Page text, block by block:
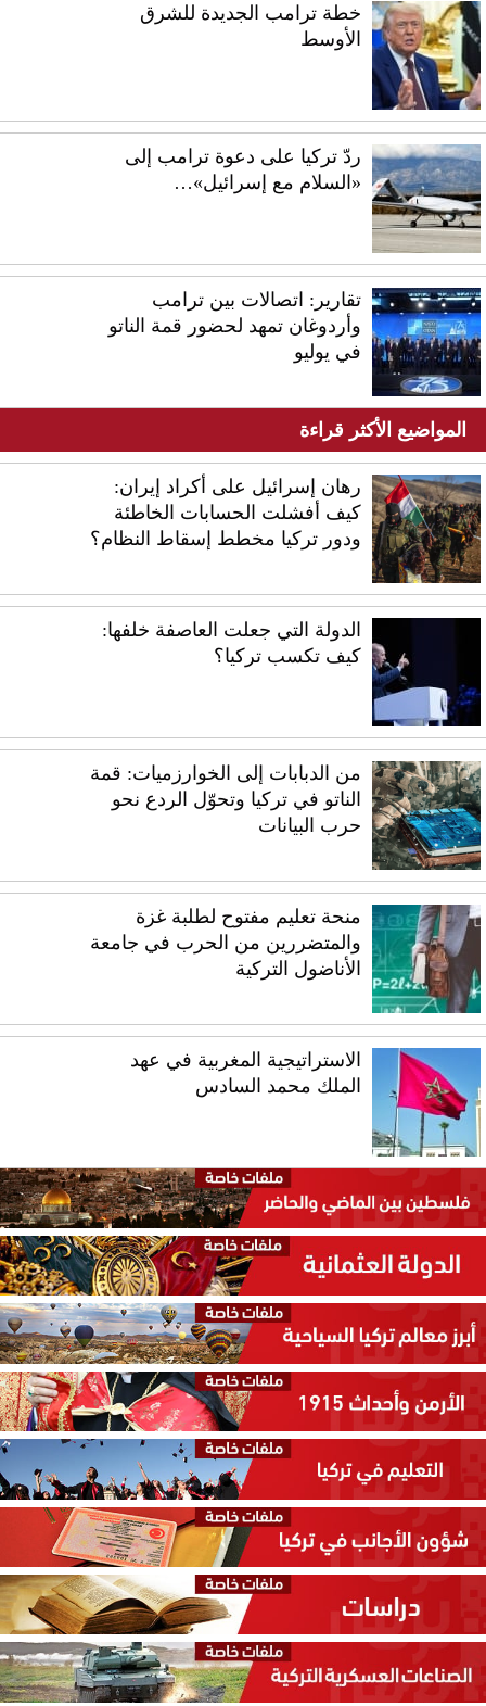
خطة ترامب الجديدة للشرق
الأوسط
ردّ تركيا على دعوة ترامب إلى
«السلام مع إسرائيل»…
تقارير: اتصالات بين ترامب
وأردوغان تمهد لحضور قمة الناتو
في يوليو
المواضيع الأكثر قراءة
رهان إسرائيل على أكراد إيران:
كيف أفشلت الحسابات الخاطئة
ودور تركيا مخطط إسقاط النظام؟
الدولة التي جعلت العاصفة خلفها:
كيف تكسب تركيا؟
من الدبابات إلى الخوارزميات: قمة
الناتو في تركيا وتحوّل الردع نحو
حرب البيانات
منحة تعليم مفتوح لطلبة غزة
والمتضررين من الحرب في جامعة
الأناضول التركية
الاستراتيجية المغربية في عهد
الملك محمد السادس